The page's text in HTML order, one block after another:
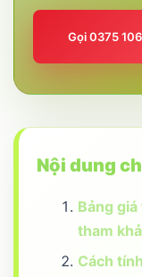
Gọi 0375
Nội dung
Bảng
tham
Cách